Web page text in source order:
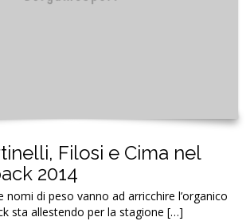
Filosi e Cima nel
2014
nomi di peso vanno ad arricchire l’organico
sta allestendo per la stagione […]